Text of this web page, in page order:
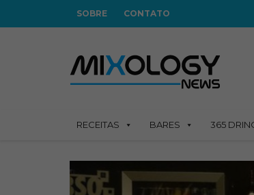
SOBRE CONTATO
RECEITAS BARES 365